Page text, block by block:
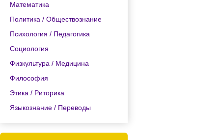
Математика
Политика / Обществознание
Психология / Педагогика
Социология
Физкультура / Медицина
Философия
Этика / Риторика
Языкознание / Переводы